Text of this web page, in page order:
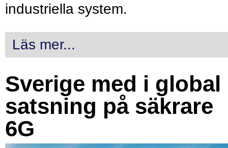
industriella system.
Läs mer...
Sverige med i global
satsning på säkrare
6G